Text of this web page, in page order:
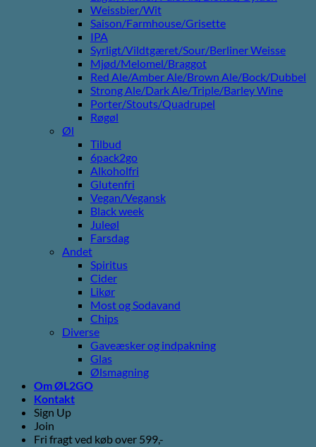
Weissbier/Wit
Saison/Farmhouse/Grisette
IPA
Syrligt/Vildtgæret/Sour/Berliner Weisse
Mjød/Melomel/Braggot
Red Ale/Amber Ale/Brown Ale/Bock/Dubbel
Strong Ale/Dark Ale/Triple/Barley Wine
Porter/Stouts/Quadrupel
Røgøl
Øl
Tilbud
6pack2go
Alkoholfri
Glutenfri
Vegan/Vegansk
Black week
Juleøl
Farsdag
Andet
Spiritus
Cider
Likør
Most og Sodavand
Chips
Diverse
Gaveæsker og indpakning
Glas
Ølsmagning
Om ØL2GO
Kontakt
Sign Up
Join
Fri fragt ved køb over 599,-